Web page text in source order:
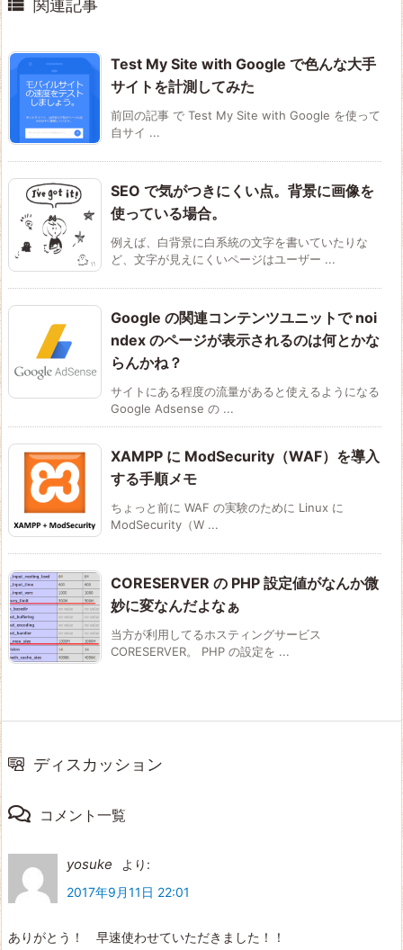
 関連記事
Test My Site with Google で色んな大手
サイトを計測してみた
前回の記事 で Test My Site with Google を使って
自サイ ...
SEO で気がつきにくい点。背景に画像を
使っている場合。
例えば、白背景に白系統の文字を書いていたりな
ど、文字が見えにくいページはユーザー ...
Google の関連コンテンツユニットで noi
ndex のページが表示されるのは何とかな
らんかね？
サイトにある程度の流量があると使えるようになる
Google Adsense の ...
XAMPP に ModSecurity（WAF）を導入
する手順メモ
ちょっと前に WAF の実験のために Linux に
ModSecurity（W ...
CORESERVER の PHP 設定値がなんか微
妙に変なんだよなぁ
当方が利用してるホスティングサービス
CORESERVER。 PHP の設定を ...
ディスカッション
コメント一覧
yosuke
より:
2017年9月11日 22:01
ありがとう！ 早速使わせていただきました！！